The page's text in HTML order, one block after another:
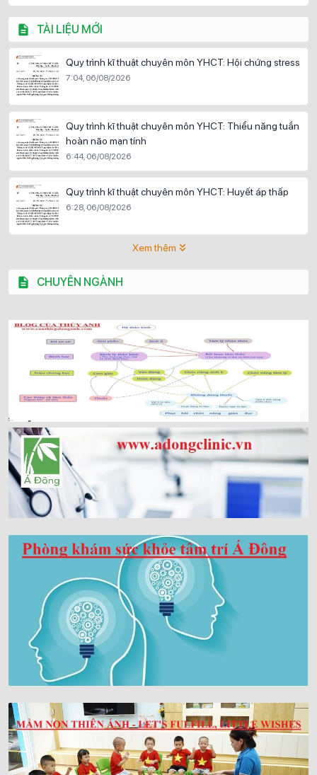
TÀI LIỆU MỚI
Quy trình kĩ thuật chuyên môn YHCT: Hội chứng stress
7:04, 06/08/2026
Quy trình kĩ thuật chuyên môn YHCT: Thiểu năng tuần
hoàn não mạn tính
6:44, 06/08/2026
Quy trình kĩ thuật chuyên môn YHCT: Huyết áp thấp
6:28, 06/08/2026
Xem thêm
CHUYÊN NGÀNH